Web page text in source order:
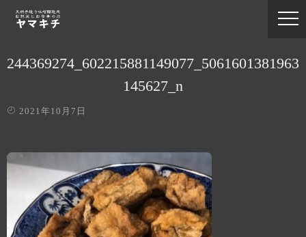
244369274_602215881149077_5061601381963
145627_n
2021年10月7日